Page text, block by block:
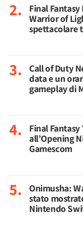
Final
Warrior of
spettacolare
Call of Duty
data e un
gameplay di
Final
all’Opening
Gamescom
Onimusha:
stato
Nintendo